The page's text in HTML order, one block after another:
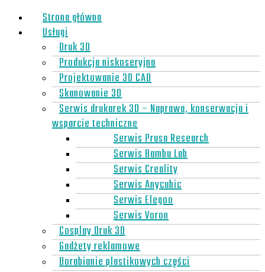
Strona główna
Usługi
Druk 3D
Produkcja niskoseryjna
Projektowanie 3D CAD
Skanowanie 3D
Serwis drukarek 3D – Naprawa, konserwacja i
wsparcie techniczne
Serwis Prusa Research
Serwis Bambu Lab
Serwis Creality
Serwis Anycubic
Serwis Elegoo
Serwis Voron
Cosplay Druk 3D
Gadżety reklamowe
Dorabianie plastikowych części